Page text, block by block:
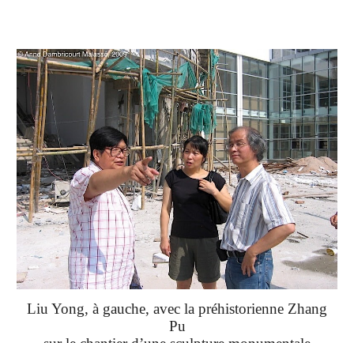
Liu Yong, à gauche, avec la préhistorienne Zhang
Pu